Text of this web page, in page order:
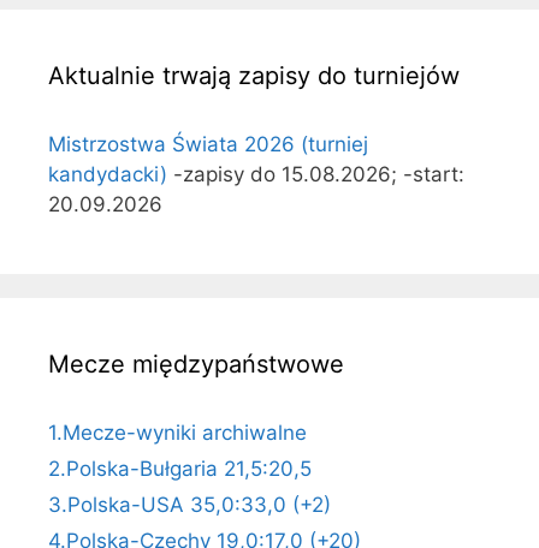
Aktualnie trwają zapisy do turniejów
Mistrzostwa Świata 2026 (turniej
kandydacki) -zapisy do 15.08.2026; -start:
20.09.2026
Mecze międzypaństwowe
1.Mecze-wyniki archiwalne
2.Polska-Bułgaria 21,5:20,5
3.Polska-USA 35,0:33,0 (+2)
4.Polska-Czechy 19,0:17,0 (+20)